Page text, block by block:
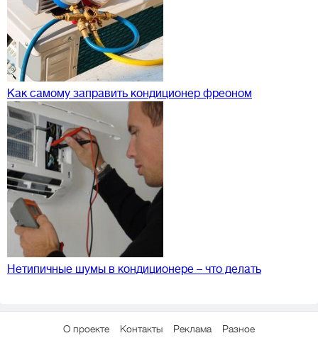
Как самому заправить кондиционер фреоном
Нетипичные шумы в кондиционере – что делать
О проекте Контакты Реклама Разное